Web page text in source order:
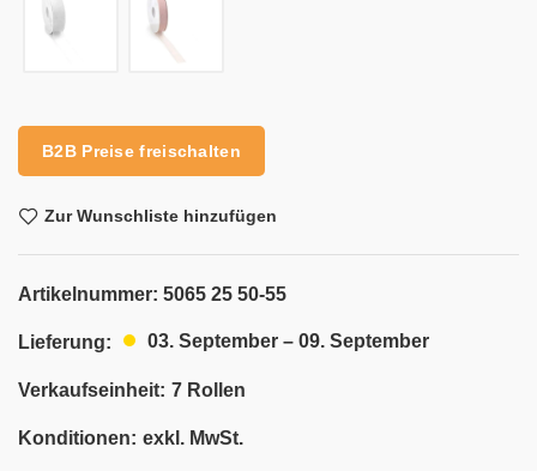
B2B Preise freischalten
Zur Wunschliste hinzufügen
Artikelnummer: 5065 25 50-55
Lieferung: 03. September – 09. September
Verkaufseinheit: 7 Rollen
Konditionen: exkl. MwSt.